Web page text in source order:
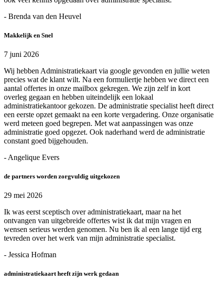
- Brenda van den Heuvel
Makkelijk en Snel
7 juni 2026
Wij hebben Administratiekaart via google gevonden en jullie weten
precies wat de klant wilt. Na een formuliertje hebben we direct een
aantal offertes in onze mailbox gekregen. We zijn zelf in kort
overleg gegaan en hebben uiteindelijk een lokaal
administratiekantoor gekozen. De administratie specialist heeft direct
een eerste opzet gemaakt na een korte vergadering. Onze organisatie
werd meteen goed begrepen. Met wat aanpassingen was onze
administratie goed opgezet. Ook naderhand werd de administratie
constant goed bijgehouden.
- Angelique Evers
de partners worden zorgvuldig uitgekozen
29 mei 2026
Ik was eerst sceptisch over administratiekaart, maar na het
ontvangen van uitgebreide offertes wist ik dat mijn vragen en
wensen serieus werden genomen. Nu ben ik al een lange tijd erg
tevreden over het werk van mijn administratie specialist.
- Jessica Hofman
administratiekaart heeft zijn werk gedaan